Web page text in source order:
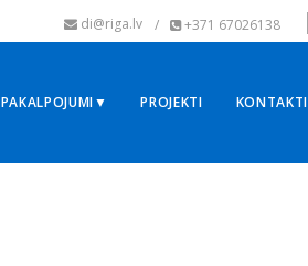
di@riga.lv / +371 67026138
PAKALPOJUMI▼ PROJEKTI KONTAKTI